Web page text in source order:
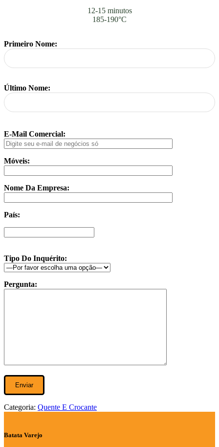
12-15 minutos
185-190°C
Primeiro Nome:
Último Nome:
E-Mail Comercial:
Móveis:
Nome Da Empresa:
País:
Tipo Do Inquérito:
Pergunta:
Categoria: Quente E Crocante
Batata Varejo